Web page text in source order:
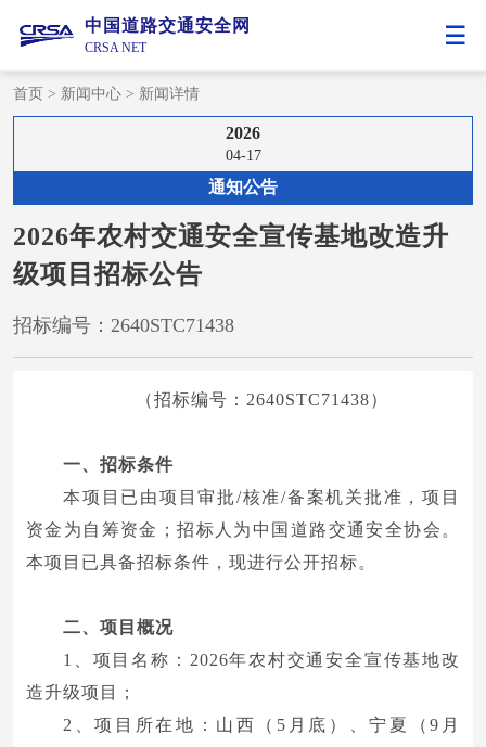
中国道路交通安全网
CRSA NET
首页 > 新闻中心 > 新闻详情
2026
04-17
通知公告
2026年农村交通安全宣传基地改造升
级项目招标公告
招标编号：2640STC71438
（招标编号：2640STC71438）
一、招标条件
本项目已由项目审批/核准/备案机关批准，项目
资金为自筹资金；招标人为中国道路交通安全协会。
本项目已具备招标条件，现进行公开招标。
二、项目概况
1、项目名称：2026年农村交通安全宣传基地改
造升级项目；
2、项目所在地：山西（5月底）、宁夏（9月